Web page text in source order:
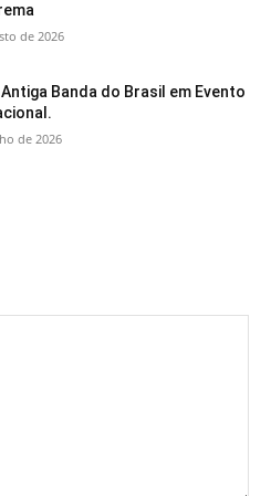
de 2026
Banda do Brasil em Evento
de 2026